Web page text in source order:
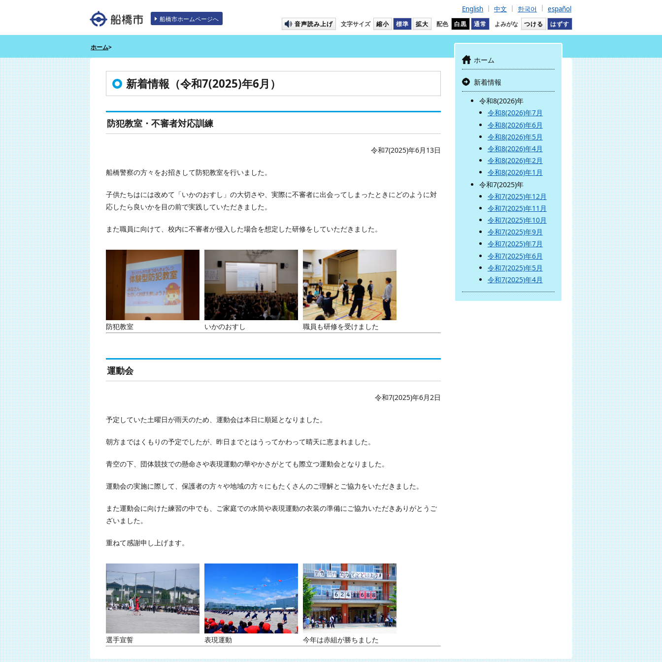
船橋市ホームページへ
English 中文 한국어 español
音声読み上げ 文字サイズ 縮小 標準 拡大 配色 白黒 通常 よみがな つける はずす
ホーム>
ホーム
新着情報
令和8(2026)年
令和8(2026)年7月
令和8(2026)年6月
令和8(2026)年5月
令和8(2026)年4月
令和8(2026)年2月
令和8(2026)年1月
令和7(2025)年
令和7(2025)年12月
令和7(2025)年11月
令和7(2025)年10月
令和7(2025)年9月
令和7(2025)年7月
令和7(2025)年6月
令和7(2025)年5月
令和7(2025)年4月
新着情報（令和7(2025)年6月）
防犯教室・不審者対応訓練
令和7(2025)年6月13日
船橋警察の方々をお招きして防犯教室を行いました。
子供たちはには改めて「いかのおすし」の大切さや、実際に不審者に出会ってしまったときにどのように対
応したら良いかを目の前で実践していただきました。
また職員に向けて、校内に不審者が侵入した場合を想定した研修をしていただきました。
防犯教室 いかのおすし 職員も研修を受けました
運動会
令和7(2025)年6月2日
予定していた土曜日が雨天のため、運動会は本日に順延となりました。
朝方まではくもりの予定でしたが、昨日までとはうってかわって晴天に恵まれました。
青空の下、団体競技での懸命さや表現運動の華やかさがとても際立つ運動会となりました。
運動会の実施に際して、保護者の方々や地域の方々にもたくさんのご理解とご協力をいただきました。
また運動会に向けた練習の中でも、ご家庭での水筒や表現運動の衣装の準備にご協力いただきありがとうご
ざいました。
重ねて感謝申し上げます。
選手宣誓 表現運動 今年は赤組が勝ちました